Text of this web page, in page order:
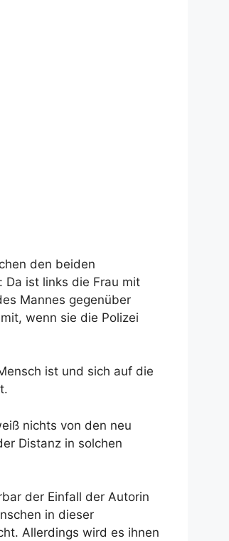
den beiden
Da ist links die Frau mit
Mannes gegenüber
wenn sie die Polizei
ist und sich auf die
nichts von den neu
Distanz in solchen
der Einfall der Autorin
in dieser
Allerdings wird es ihnen